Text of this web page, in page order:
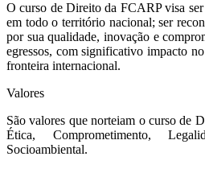
O curso de Direito da FCARP visa
em todo o território nacional; ser
por sua qualidade, inovação e
egressos, com significativo impacto
fronteira internacional.
Valores
São valores que norteiam o curso de
Ética, Comprometimento,
Socioambiental.